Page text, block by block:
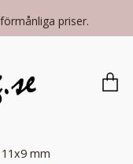
priser.
mm